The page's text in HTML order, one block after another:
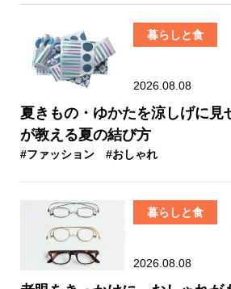
暮らしと食
2026.08.08
夏きもの・ゆかたを涼しげに
が教える夏の結び方
#ファッション #おしゃれ
暮らしと食
2026.08.08